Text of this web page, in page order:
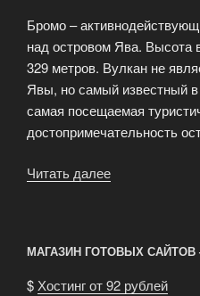
Бромо –
над островом Ява. Высота
329 метров. Вулкан не
Явы, но самый известный
самая посещаемая
достопримечательность
Читать далее
яванская
МАГАЗИН ГОТОВЫХ САЙТОВ
$Хостинг от 92 рублей